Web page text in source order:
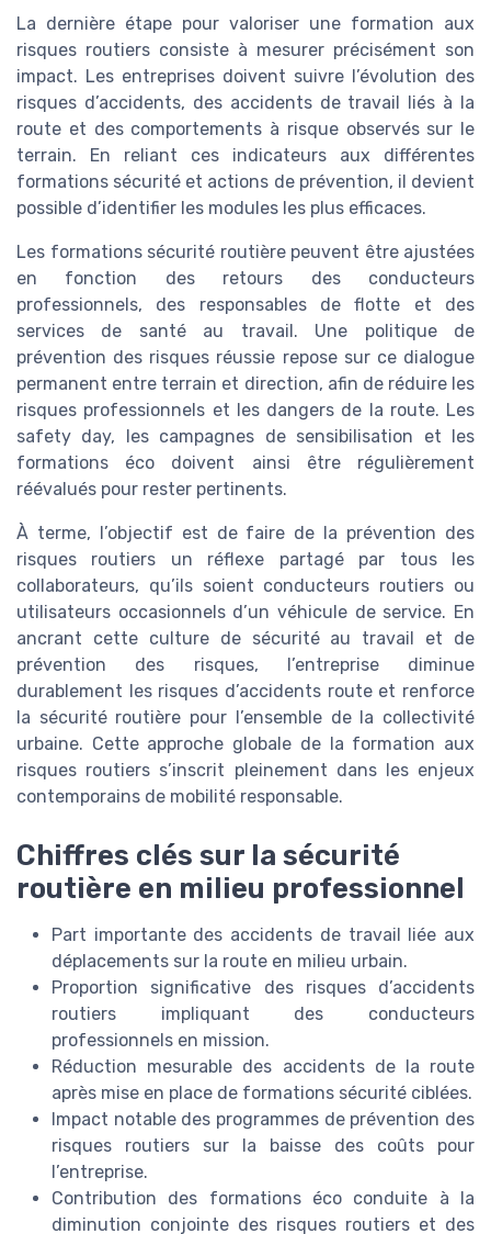
La dernière étape pour valoriser une formation aux
risques routiers consiste à mesurer précisément son
impact. Les entreprises doivent suivre l’évolution des
risques d’accidents, des accidents de travail liés à la
route et des comportements à risque observés sur le
terrain. En reliant ces indicateurs aux différentes
formations sécurité et actions de prévention, il devient
possible d’identifier les modules les plus efficaces.
Les formations sécurité routière peuvent être ajustées
en fonction des retours des conducteurs
professionnels, des responsables de flotte et des
services de santé au travail. Une politique de
prévention des risques réussie repose sur ce dialogue
permanent entre terrain et direction, afin de réduire les
risques professionnels et les dangers de la route. Les
safety day, les campagnes de sensibilisation et les
formations éco doivent ainsi être régulièrement
réévalués pour rester pertinents.
À terme, l’objectif est de faire de la prévention des
risques routiers un réflexe partagé par tous les
collaborateurs, qu’ils soient conducteurs routiers ou
utilisateurs occasionnels d’un véhicule de service. En
ancrant cette culture de sécurité au travail et de
prévention des risques, l’entreprise diminue
durablement les risques d’accidents route et renforce
la sécurité routière pour l’ensemble de la collectivité
urbaine. Cette approche globale de la formation aux
risques routiers s’inscrit pleinement dans les enjeux
contemporains de mobilité responsable.
Chiffres clés sur la sécurité
routière en milieu professionnel
Part importante des accidents de travail liée aux
déplacements sur la route en milieu urbain.
Proportion significative des risques d’accidents
routiers impliquant des conducteurs
professionnels en mission.
Réduction mesurable des accidents de la route
après mise en place de formations sécurité ciblées.
Impact notable des programmes de prévention des
risques routiers sur la baisse des coûts pour
l’entreprise.
Contribution des formations éco conduite à la
diminution conjointe des risques routiers et des